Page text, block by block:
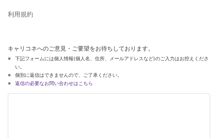
利用規約
キャリコネへのご意見・ご要望をお待ちしております。
下記フォームには個人情報(個人名、住所、メールアドレスなど)のご入力はお控えくださ
い。
個別に返信はできませんので、ご了承ください。
返信の必要なお問い合わせはこちら